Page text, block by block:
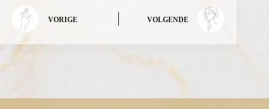
VORIGE VOLGENDE